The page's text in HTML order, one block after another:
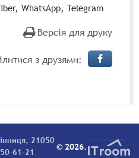
WhatsApp, Telegram
Версія для друку
з друзями:
21050
61-21 © 2026.